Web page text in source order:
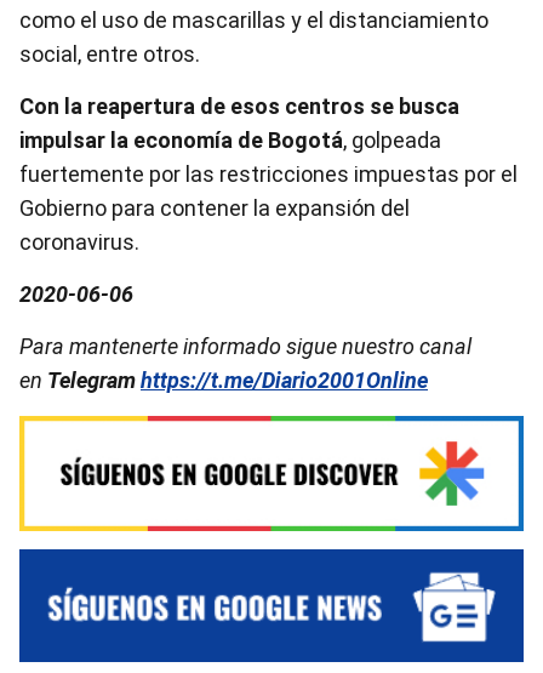
como el uso de mascarillas y el distanciamiento
social, entre otros.
Con la reapertura de esos centros se busca
impulsar la economía de Bogotá, golpeada
fuertemente por las restricciones impuestas por el
Gobierno para contener la expansión del
coronavirus.
2020-06-06
Para mantenerte informado sigue nuestro canal
en Telegramhttps://t.me/Diario2001Online